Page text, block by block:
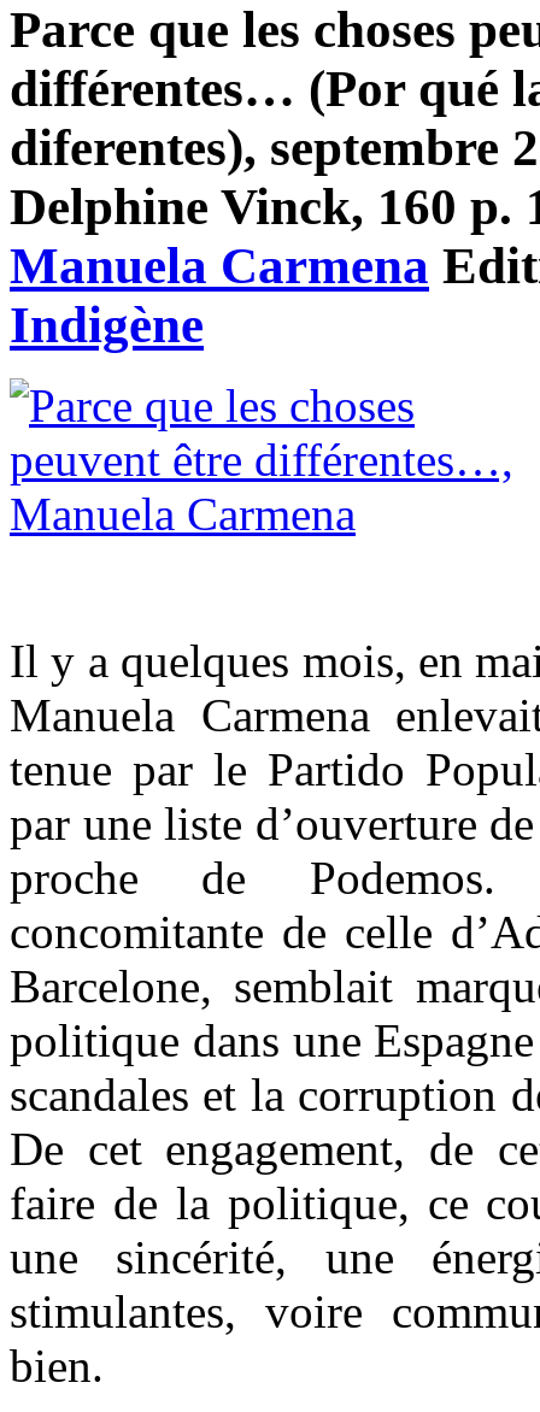
Parce que les choses
différentes… (Por qué
diferentes), septembre
Delphine Vinck, 160 p.
Manuela Carmena
Indigène
Il y a quelques mois, en
Manuela Carmena
tenue par le Partido
par une liste d’ouverture
proche de
concomitante de celle
Barcelone, semblait
politique dans une
scandales et la corruption
De cet engagement, de
faire de la politique, ce
une sincérité, une
stimulantes, voire
bien.